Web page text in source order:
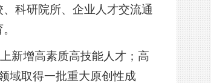
科研院所、企业人才交流通
新增高素质高技能人才；高
域取得一批重大原创性成